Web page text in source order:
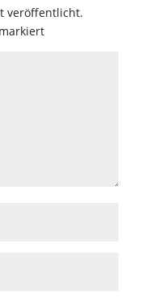
veröffentlicht.
markiert